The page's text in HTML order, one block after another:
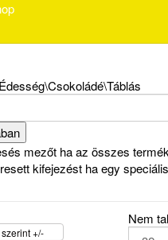
mezőt ha az összes
kifejezést ha egy
+/-
Nem